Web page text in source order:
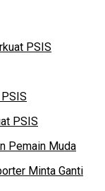
PSIS
PSIS
Pemain Muda
Minta Ganti